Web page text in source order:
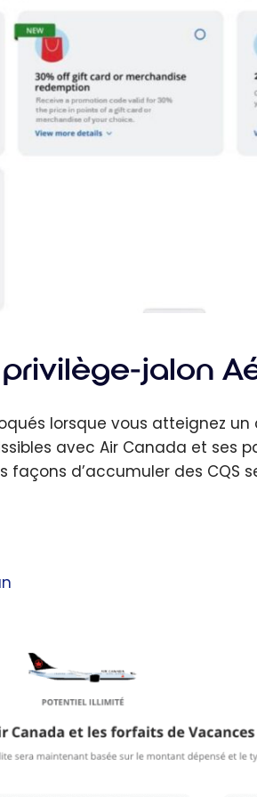
jalon
lorsque vous atteignez un
avec Air Canada et ses
façons d’accumuler des CQS